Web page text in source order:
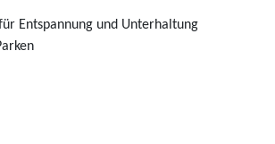
Entspannung und Unterhaltung